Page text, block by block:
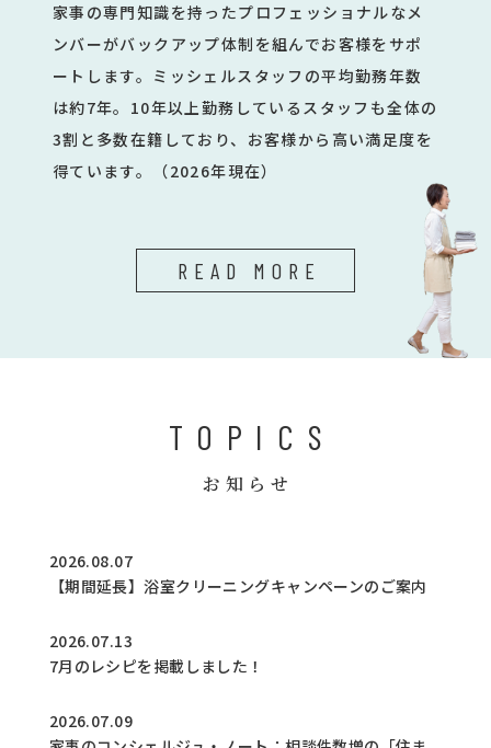
家事の専門知識を持ったプロフェッショナルなメ
ンバーがバックアップ体制を組んでお客様をサポ
ートします。ミッシェルスタッフの平均勤務年数
は約7年。10年以上勤務しているスタッフも全体の
3割と多数在籍しており、お客様から高い満足度を
得ています。（2026年現在）
READ MORE
TOPICS
お知らせ
2026.08.07
【期間延長】浴室クリーニングキャンペーンのご案内
2026.07.13
7月のレシピを掲載しました！
2026.07.09